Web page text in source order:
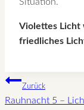
Violettes Licht
friedliches
Zurück
Rauhnacht 5 –